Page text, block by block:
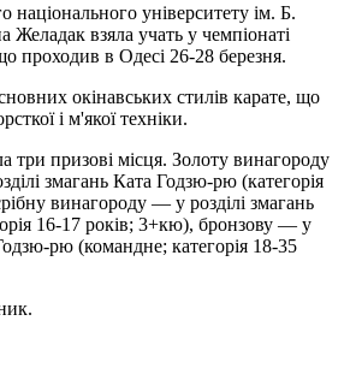
національного університету ім. Б.
Желадак взяла учать у чемпіонаті
проходив в Одесі 26-28 березня.
окінавських стилів карате, що
і м'якої техніки.
три призові місця. Золоту винагороду
змагань Ката Годзю-рю (категорія
винагороду — у розділі змагань
16-17 років; 3+кю), бронзову — у
рю (командне; категорія 18-35